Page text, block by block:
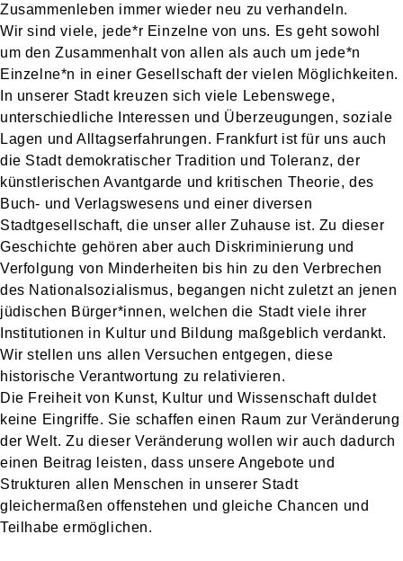
Zusammenleben immer wieder neu zu verhandeln.
Wir sind viele, jede*r Einzelne von uns. Es geht sowohl
um den Zusammenhalt von allen als auch um jede*n
Einzelne*n in einer Gesellschaft der vielen Möglichkeiten.
In unserer Stadt kreuzen sich viele Lebenswege,
unterschiedliche Interessen und Überzeugungen, soziale
Lagen und Alltagserfahrungen. Frankfurt ist für uns auch
die Stadt demokratischer Tradition und Toleranz, der
künstlerischen Avantgarde und kritischen Theorie, des
Buch- und Verlagswesens und einer diversen
Stadtgesellschaft, die unser aller Zuhause ist. Zu dieser
Geschichte gehören aber auch Diskriminierung und
Verfolgung von Minderheiten bis hin zu den Verbrechen
des Nationalsozialismus, begangen nicht zuletzt an jenen
jüdischen Bürger*innen, welchen die Stadt viele ihrer
Institutionen in Kultur und Bildung maßgeblich verdankt.
Wir stellen uns allen Versuchen entgegen, diese
historische Verantwortung zu relativieren.
Die Freiheit von Kunst, Kultur und Wissenschaft duldet
keine Eingriffe. Sie schaffen einen Raum zur Veränderung
der Welt. Zu dieser Veränderung wollen wir auch dadurch
einen Beitrag leisten, dass unsere Angebote und
Strukturen allen Menschen in unserer Stadt
gleichermaßen offenstehen und gleiche Chancen und
Teilhabe ermöglichen.